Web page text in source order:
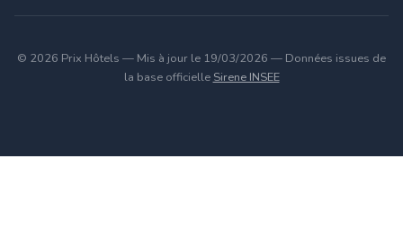
© 2026 Prix Hôtels — Mis à jour le 19/03/2026 — Données issues de
la base officielle Sirene INSEE